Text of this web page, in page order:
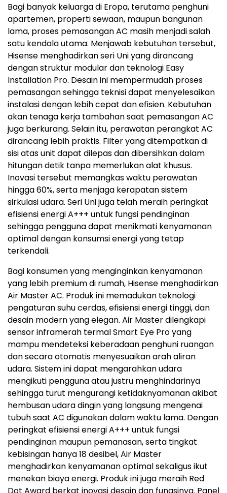
Bagi banyak keluarga di Eropa, terutama penghuni
apartemen, properti sewaan, maupun bangunan
lama, proses pemasangan AC masih menjadi salah
satu kendala utama. Menjawab kebutuhan tersebut,
Hisense menghadirkan seri Uni yang dirancang
dengan struktur modular dan teknologi Easy
Installation Pro. Desain ini mempermudah proses
pemasangan sehingga teknisi dapat menyelesaikan
instalasi dengan lebih cepat dan efisien. Kebutuhan
akan tenaga kerja tambahan saat pemasangan AC
juga berkurang. Selain itu, perawatan perangkat AC
dirancang lebih praktis. Filter yang ditempatkan di
sisi atas unit dapat dilepas dan dibersihkan dalam
hitungan detik tanpa memerlukan alat khusus.
Inovasi tersebut memangkas waktu perawatan
hingga 60%, serta menjaga kerapatan sistem
sirkulasi udara. Seri Uni juga telah meraih peringkat
efisiensi energi A+++ untuk fungsi pendinginan
sehingga pengguna dapat menikmati kenyamanan
optimal dengan konsumsi energi yang tetap
terkendali.
Bagi konsumen yang menginginkan kenyamanan
yang lebih premium di rumah, Hisense menghadirkan
Air Master AC. Produk ini memadukan teknologi
pengaturan suhu cerdas, efisiensi energi tinggi, dan
desain modern yang elegan. Air Master dilengkapi
sensor inframerah termal Smart Eye Pro yang
mampu mendeteksi keberadaan penghuni ruangan
dan secara otomatis menyesuaikan arah aliran
udara. Sistem ini dapat mengarahkan udara
mengikuti pengguna atau justru menghindarinya
sehingga turut mengurangi ketidaknyamanan akibat
hembusan udara dingin yang langsung mengenai
tubuh saat AC digunakan dalam waktu lama. Dengan
peringkat efisiensi energi A+++ untuk fungsi
pendinginan maupun pemanasan, serta tingkat
kebisingan hanya 18 desibel, Air Master
menghadirkan kenyamanan optimal sekaligus ikut
menekan biaya energi. Produk ini juga meraih Red
Dot Award berkat inovasi desain dan fungsinya. Panel